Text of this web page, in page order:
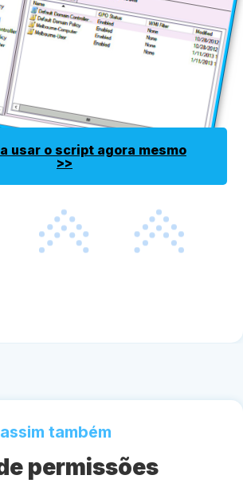
usar o script agora mesmo
>>
também
permissões